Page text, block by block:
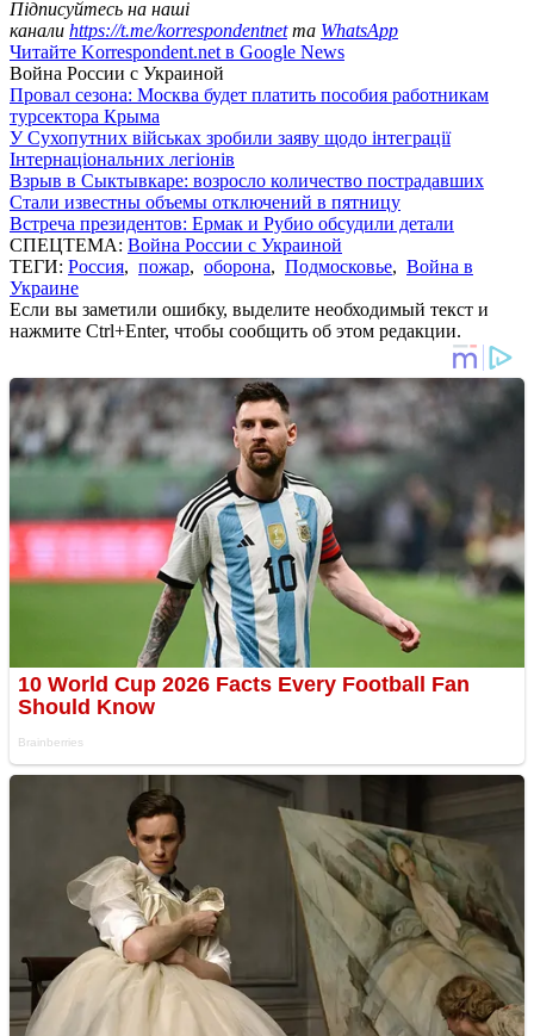
Підписуйтесь на наші
канали https://t.me/korrespondentnetта WhatsApp
Читайте Korrespondent.net в Google News
Война России с Украиной
Провал сезона: Москва будет платить пособия работникам
турсектора Крыма
У Сухопутних військах зробили заяву щодо інтеграції
Інтернаціональних легіонів
Взрыв в Сыктывкаре: возросло количество пострадавших
Стали известны объемы отключений в пятницу
Встреча президентов: Ермак и Рубио обсудили детали
СПЕЦТЕМА: Война России с Украиной
ТЕГИ: Россия, пожар, оборона, Подмосковье, Война в
Украине
Если вы заметили ошибку, выделите необходимый текст и
нажмите Ctrl+Enter, чтобы сообщить об этом редакции.